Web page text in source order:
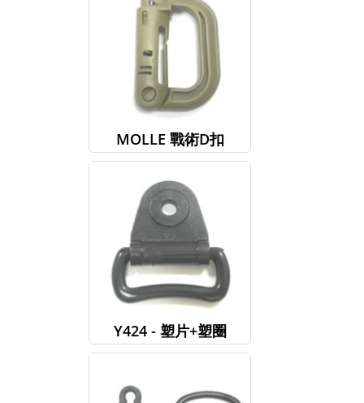
MOLLE 戰術D扣
Y424 - 塑片+塑圈